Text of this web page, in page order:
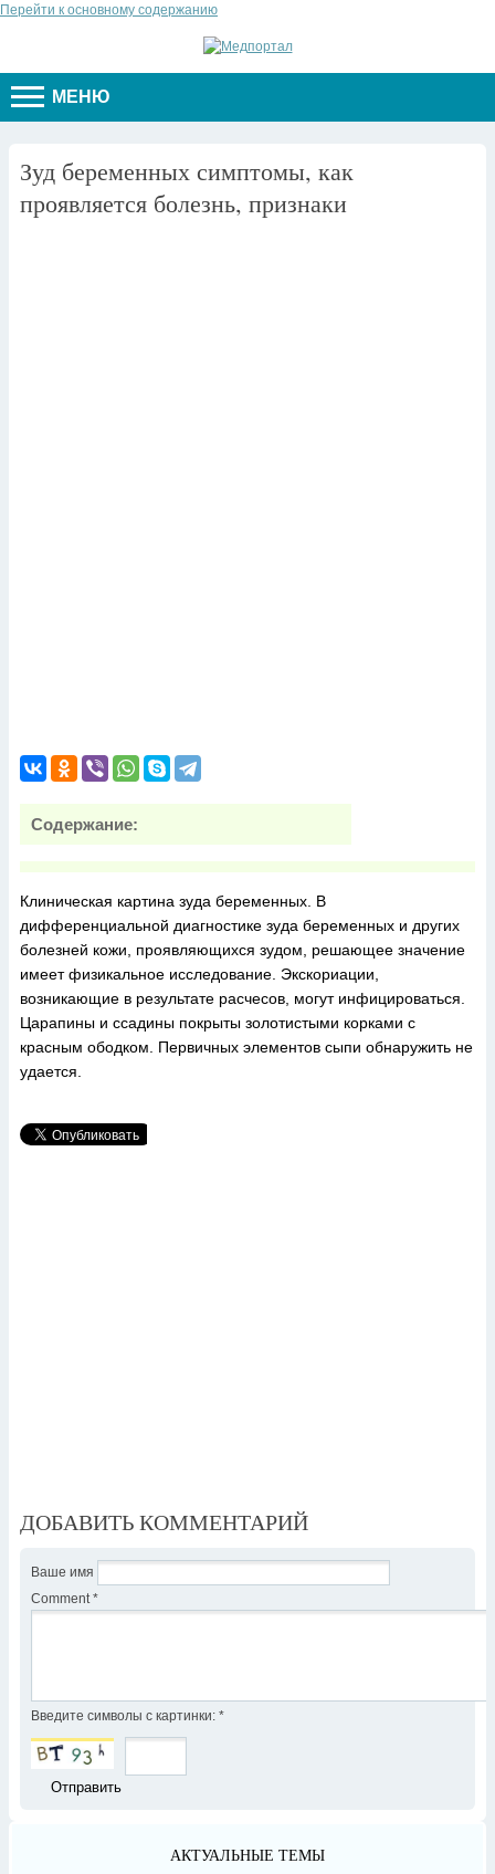
Перейти к основному содержанию
МЕНЮ
Зуд беременных симптомы, как
проявляется болезнь, признаки
Содержание:
Клиническая картина зуда беременных. В
дифференциальной диагностике зуда беременных и других
болезней кожи, проявляющихся зудом, решающее значение
имеет физикальное исследование. Экскориации,
возникающие в результате расчесов, могут инфицироваться.
Царапины и ссадины покрыты золотистыми корками с
красным ободком. Первичных элементов сыпи обнаружить не
удается.
ДОБАВИТЬ КОММЕНТАРИЙ
Ваше имя
Comment *
Введите символы с картинки: *
АКТУАЛЬНЫЕ ТЕМЫ